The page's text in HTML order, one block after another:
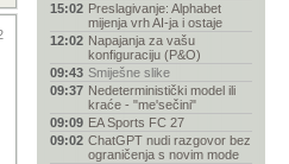
15:02 Preslagivanje: Alphabet
mijenja vrh AI-ja i ostaje
12:02 Napajanja za vašu
konfiguraciju (P&O)
09:43 Smiješne slike
09:37 Nedeterministički model ili
kraće - "me'sečini"
09:09 EA Sports FC 27
09:02 ChatGPT nudi razgovor bez
ograničenja s novim mode